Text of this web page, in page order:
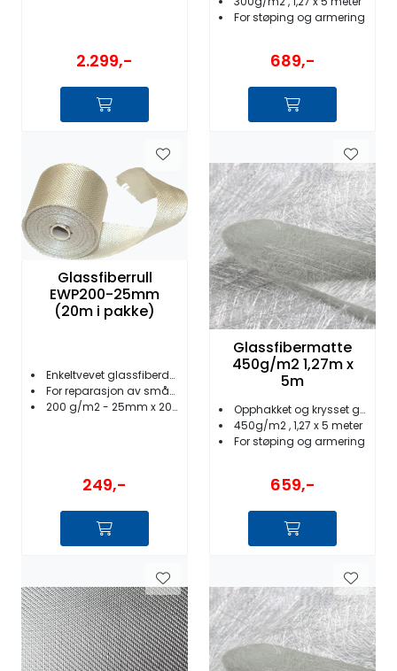
2.299,-
For støping og armering
689,-
Glassfiberrull
EWP200-25mm
(20m i pakke)
Enkeltvevet glassfiberduk
For reparasjon av småskader
200 g/m2 - 25mm x 20 meter
249,-
Glassfibermatte
450g/m2 1,27m x
5m
Opphakket og krysset glassfibermatte
450g/m2 , 1,27 x 5 meter
For støping og armering
659,-